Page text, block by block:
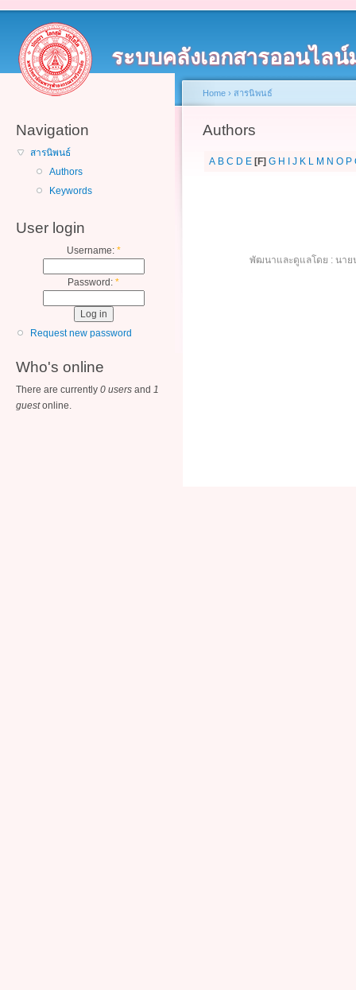
ระบบคลังเอกสารออนไล
Navigation
สารนิพนธ์
Authors
Keywords
User login
Username: *
Password: *
Request new password
Who's online
There are currently 0 users and 1
guestonline.
Home › สารนิพนธ์
Authors
A B C D E [F] G H J K L M N O P
พัฒนาและดูแลโดย : นาย